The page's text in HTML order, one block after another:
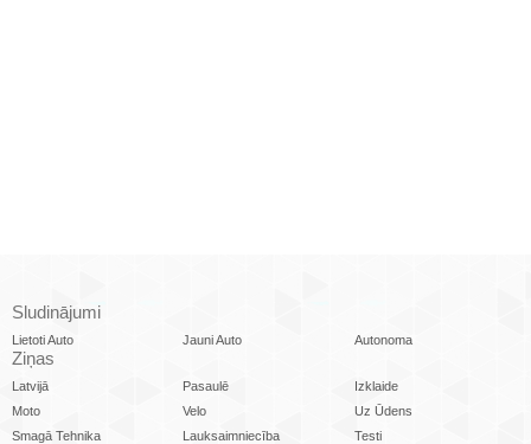
Sludinājumi
Lietoti Auto Jauni Auto Autonoma
Ziņas
Latvijā Pasaulē
Izklaide
Moto
Velo
Uz Ūdens
Smagā Tehnika
Lauksaimniecība
Testi